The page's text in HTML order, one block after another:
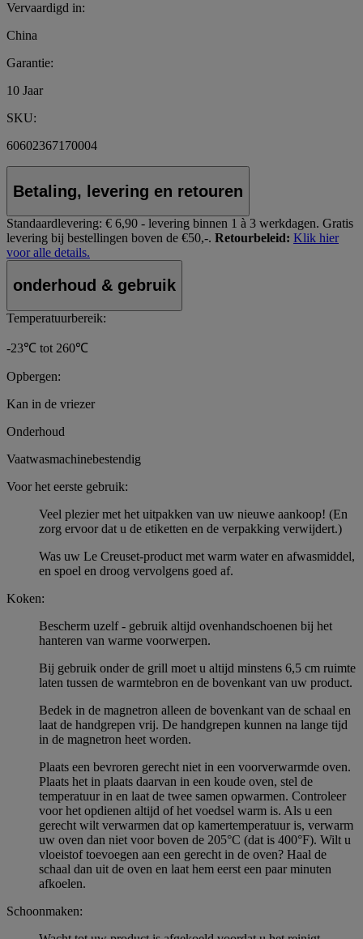
Vervaardigd in:
China
Garantie:
10 Jaar
SKU:
60602367170004
Betaling, levering en retouren
Standaardlevering: € 6,90 - levering binnen 1 à 3 werkdagen. Gratis
levering bij bestellingen boven de €50,-. Retourbeleid: Klik hier
voor alle details.
onderhoud & gebruik
Temperatuurbereik:
-23℃ tot 260℃
Opbergen:
Kan in de vriezer
Onderhoud
Vaatwasmachinebestendig
Voor het eerste gebruik:
Veel plezier met het uitpakken van uw nieuwe aankoop! (En
zorg ervoor dat u de etiketten en de verpakking verwijdert.)
Was uw Le Creuset-product met warm water en afwasmiddel,
en spoel en droog vervolgens goed af.
Koken:
Bescherm uzelf - gebruik altijd ovenhandschoenen bij het
hanteren van warme voorwerpen.
Bij gebruik onder de grill moet u altijd minstens 6,5 cm ruimte
laten tussen de warmtebron en de bovenkant van uw product.
Bedek in de magnetron alleen de bovenkant van de schaal en
laat de handgrepen vrij. De handgrepen kunnen na lange tijd
in de magnetron heet worden.
Plaats een bevroren gerecht niet in een voorverwarmde oven.
Plaats het in plaats daarvan in een koude oven, stel de
temperatuur in en laat de twee samen opwarmen. Controleer
voor het opdienen altijd of het voedsel warm is. Als u een
gerecht wilt verwarmen dat op kamertemperatuur is, verwarm
uw oven dan niet voor boven de 205°C (dat is 400°F). Wilt u
vloeistof toevoegen aan een gerecht in de oven? Haal de
schaal dan uit de oven en laat hem eerst een paar minuten
afkoelen.
Schoonmaken: